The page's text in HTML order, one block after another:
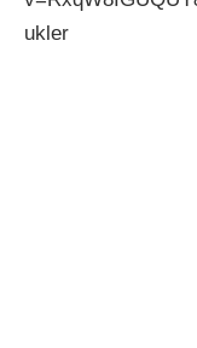
ukler